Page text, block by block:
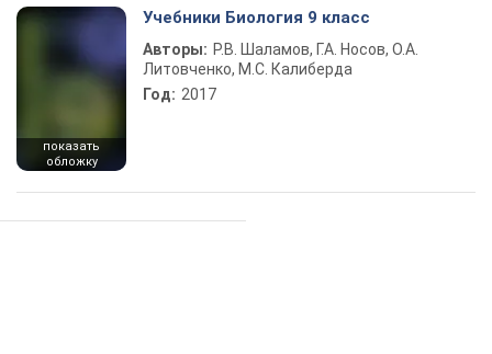
показать
обложку
Учебники Биология 9 класс
Авторы: Р.В. Шаламов, Г.А. Носов, О.А.
Литовченко, М.С. Калиберда
Год: 2017